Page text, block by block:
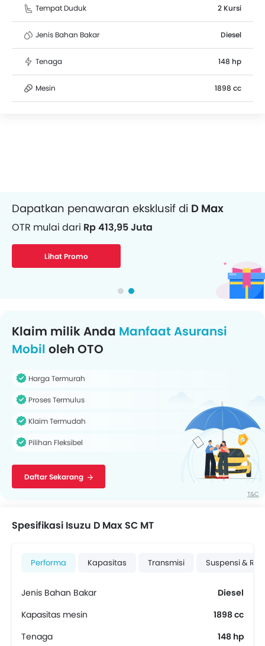
Tempat Duduk 2 Kursi
Jenis Bahan Bakar Diesel
Tenaga 148 hp
Mesin 1898 cc
Dapatkan penawaran eksklusif di D Max
OTR mulai dari Rp 413,95 Juta
Lihat Promo
Klaim milik Anda Manfaat Asuransi
Mobil oleh OTO
Harga Termurah
Proses Termulus
Klaim Termudah
Pilihan Fleksibel
Daftar Sekarang
T&C
Spesifikasi Isuzu D Max SC MT
Performa Kapasitas Transmisi Suspensi &
Jenis Bahan Bakar
Diesel
Kapasitas mesin
1898 cc
Tenaga
148 hp